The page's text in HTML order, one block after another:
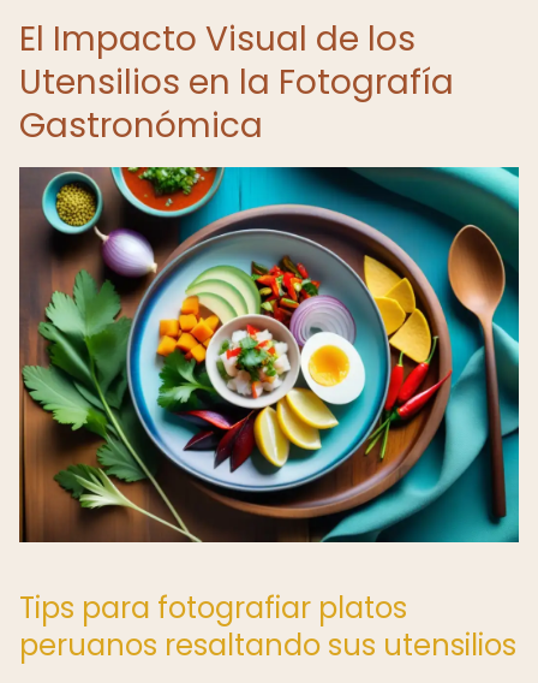
El Impacto Visual de los
Utensilios en la Fotografía
Gastronómica
Tips para fotografiar platos
peruanos resaltando sus utensilios